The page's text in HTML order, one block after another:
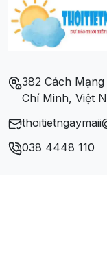
382 Cách
Chí Minh, Việt
038 4448 110